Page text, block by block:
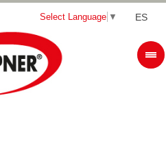
ES
Select Language ▼